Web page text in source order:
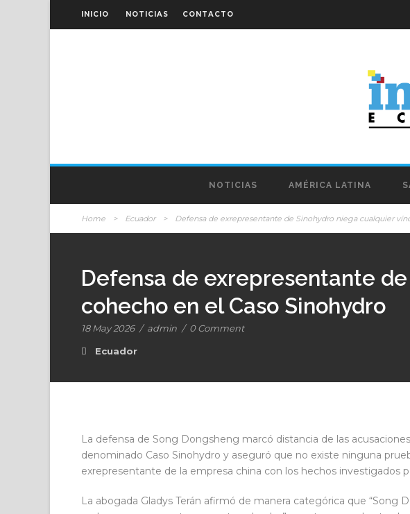
INICIO NOTICIAS CONTACTO
NOTICIAS AMÉRICA LATINA
Home > Ecuador > Defensa de exrepresentante de Sinohydro niega cualquier
Defensa de exrepresentante
cohecho en el Caso Sinohydro
18 May 2026 / admin / 0 Comment
Ecuador
La defensa de Song Dongsheng marcó distancia de las
denominado Caso Sinohydro y aseguró que no existe ninguna
exrepresentante de la empresa china con los hechos investigados
La abogada Gladys Terán afirmó de manera categórica que